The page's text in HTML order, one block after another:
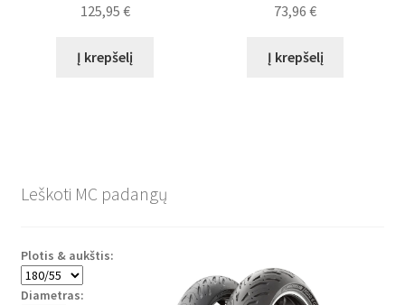
125,95 €
Į krepšelį
73,96€
Į krepšelį
Leškoti MC padangų
Plotis & aukštis:
Diametras: